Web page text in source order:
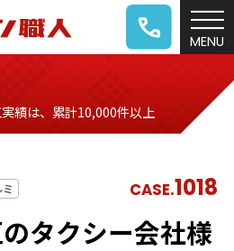
績は、累計10,000件以上
CASE.1018
タクシー会社様